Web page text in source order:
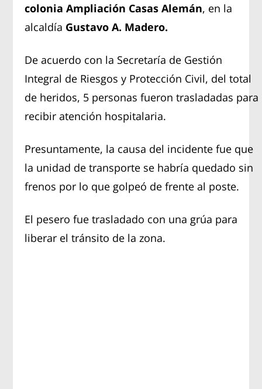
colonia Ampliación Casas Alemán, en la
alcaldía Gustavo A. Madero.
De acuerdo con la Secretaría de Gestión
Integral de Riesgos y Protección Civil, del total
de heridos, 5 personas fueron trasladadas para
recibir atención hospitalaria.
Presuntamente, la causa del incidente fue que
la unidad de transporte se habría quedado sin
frenos por lo que golpeó de frente al poste.
El pesero fue trasladado con una grúa para
liberar el tránsito de la zona.